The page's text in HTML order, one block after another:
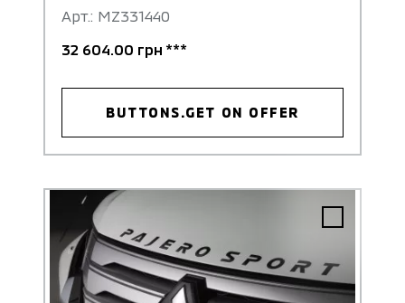
Арт.: MZ331440
32 604.00 грн ***
BUTTONS.GET ON OFFER